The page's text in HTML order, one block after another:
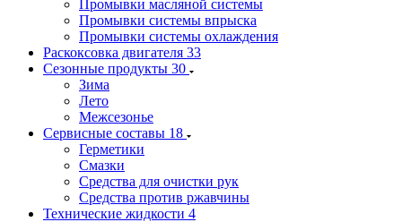
Промывки масляной системы
Промывки системы впрыска
Промывки системы охлаждения
Раскоксовка двигателя 33
Сезонные продукты 30
Зима
Лето
Межсезонье
Сервисные составы 18
Герметики
Смазки
Средства для очистки рук
Средства против ржавчины
Технические жидкости 4